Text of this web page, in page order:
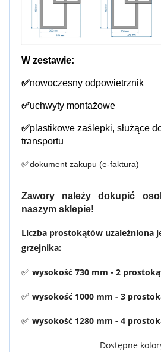
W zestawie:
✅nowoczesny odpowietrznik
✅uchwyty montażowe
✅plastikowe zaślepki, służące
transportu
✅dokument zakupu (e-faktura)
Zawory należy dokupić
naszym sklepie!
Liczba prostokątów uzależniona
grzejnika:
✅ wysokość 730 mm - 2
✅ wysokość 1000 mm - 3
✅ wysokość 1280 mm - 4
Dostępne